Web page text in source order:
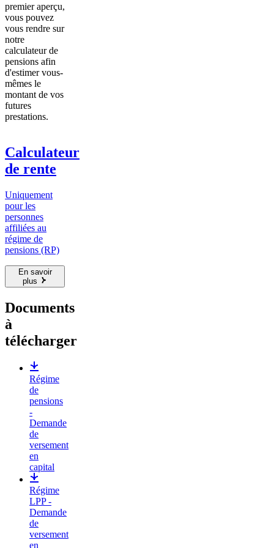
premier aperçu,
vous pouvez
vous rendre sur
notre
calculateur de
pensions afin
d'estimer vous-
mêmes le
montant de vos
futures
prestations.
Calculateur
de rente
Uniquement
pour les
personnes
affiliées au
régime de
pensions (RP)
En savoir
plus
Documents
à
télécharger
Régime
de
pensions
-
Demande
de
versement
en
capital
Régime
LPP -
Demande
de
versement
en